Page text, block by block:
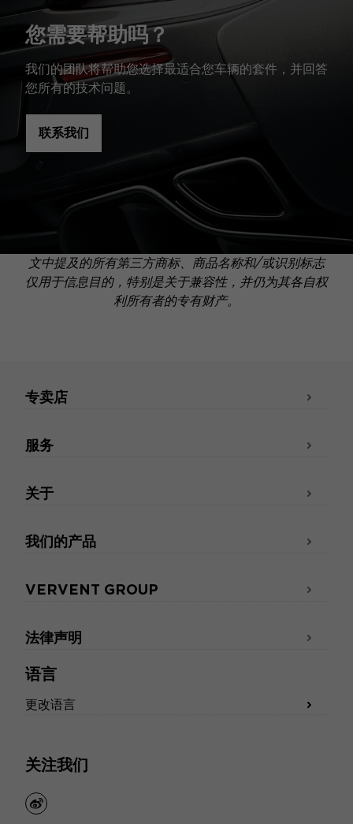
您需要帮助吗？
我们的团队将帮助您选择最适合您车辆的套件，并回答
您所有的技术问题。
联系我们
文中提及的所有第三方商标、商品名称和/或识别标志
仅用于信息目的，特别是关于兼容性，并仍为其各自权
利所有者的专有财产。
语言
更改语言
关注我们
weibo
专卖店
服务
关于
我们的产品
VERVENT GROUP
法律声明